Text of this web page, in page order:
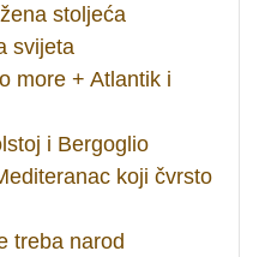
stoljeća
svijeta
more + Atlantik i
i Bergoglio
koji čvrsto
treba narod